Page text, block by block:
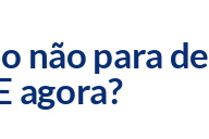
não para de
agora?